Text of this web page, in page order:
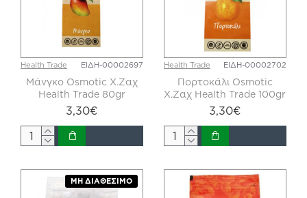
Health Trade ΕΙΔΗ-00002697
Μάνγκο Osmotic X.Zαχ
Health Trade 80gr
3,30€
Health Trade ΕΙΔΗ-00002702
Πορτοκάλι Osmotic
X.Zαχ Health Trade 100gr
3,30€
ΜΗ ΔΙΑΘΈΣΙΜΟ